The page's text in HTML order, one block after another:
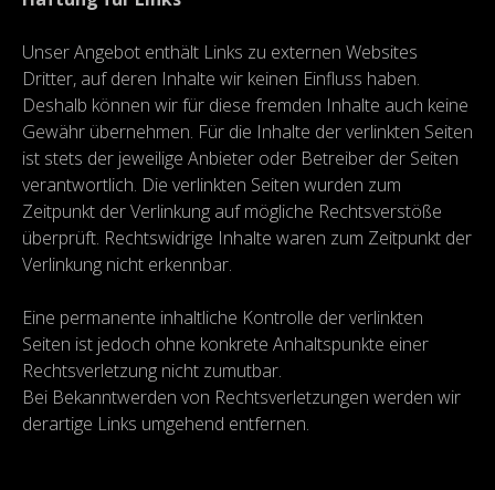
Unser Angebot enthält Links zu externen Websites
Dritter, auf deren Inhalte wir keinen Einfluss haben.
Deshalb können wir für diese fremden Inhalte auch keine
Gewähr übernehmen. Für die Inhalte der verlinkten Seiten
ist stets der jeweilige Anbieter oder Betreiber der Seiten
verantwortlich. Die verlinkten Seiten wurden zum
Zeitpunkt der Verlinkung auf mögliche Rechtsverstöße
überprüft. Rechtswidrige Inhalte waren zum Zeitpunkt der
Verlinkung nicht erkennbar.
Eine permanente inhaltliche Kontrolle der verlinkten
Seiten ist jedoch ohne konkrete Anhaltspunkte einer
Rechtsverletzung nicht zumutbar.
Bei Bekanntwerden von Rechtsverletzungen werden wir
derartige Links umgehend entfernen.